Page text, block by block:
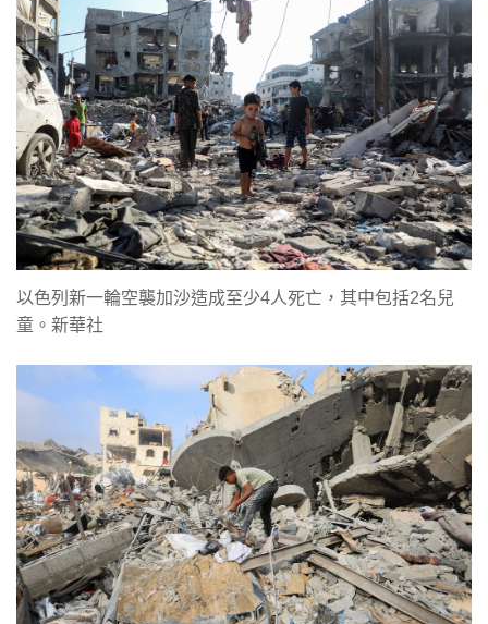
以色列新一輪空襲加沙造成至少4人死亡，其中包括2名兒
童。新華社